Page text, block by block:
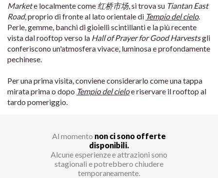
Markete localmente come 红桥市场, si trova su Tiantan East
Road, proprio di fronte al lato orientale di Tempio del cielo.
Perle, gemme, banchi di gioielli scintillanti e la più recente
vista dal rooftop verso la Hall of Prayer for Good Harvestsgli
conferiscono un'atmosfera vivace, luminosa e profondamente
pechinese.
Per una prima visita, conviene considerarlo come una tappa
mirata prima o dopo Tempio del cieloe riservare il rooftop al
tardo pomeriggio.
Al momento non ci sono offerte
disponibili.
Alcune esperienze e attrazioni sono
stagionali e potrebbero chiudere
temporaneamente.